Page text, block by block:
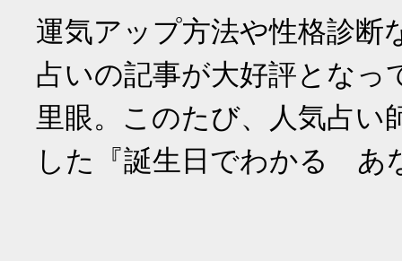
運気アップ方法や性格診断
占いの記事が大好評となっ
里眼。このたび、人気占い
した『誕生日でわかる あ